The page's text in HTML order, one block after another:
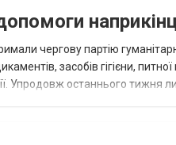
чергову партію
засобів гігієни,
Упродовж останнього